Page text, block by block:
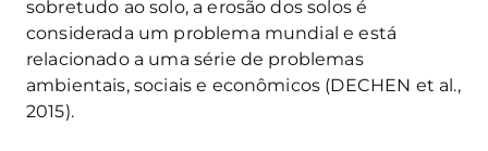
sobretudo ao solo, a erosão dos solos é
considerada um problema mundial e está
relacionado a uma série de problemas
ambientais, sociais e econômicos (DECHEN et al.,
2015).